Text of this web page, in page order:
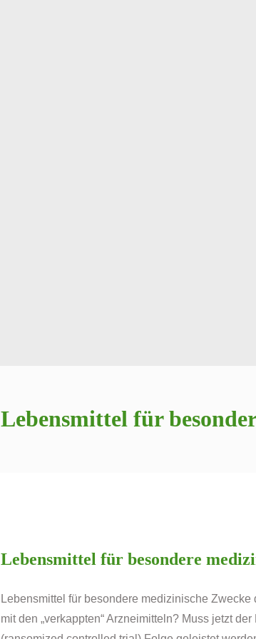
Lebensmittel für
Lebensmittel für besondere
Lebensmittel für besondere medizinische
mit den „verkappten“ Arzneimitteln? Muss jetzt